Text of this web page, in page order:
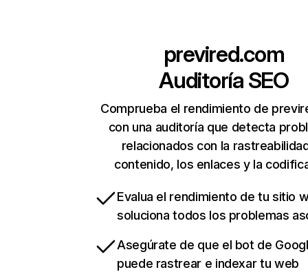
previred.com
Auditoría SEO
Comprueba el rendimiento de
con una auditoría que detecta
relacionados con la
contenido, los enlaces y la
Evalua el rendimiento de tu sitio
soluciona todos los problemas
Asegúrate de que el bot de
puede rastrear e indexar tu web